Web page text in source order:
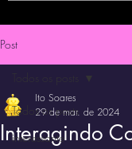
Post
Todos os posts
interessante
Interagindo
Ito Soares
29 de mar. de 2024